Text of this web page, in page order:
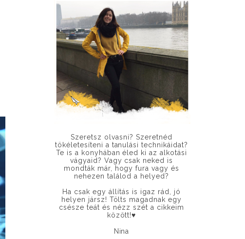
Szeretsz olvasni? Szeretnéd
tökéletesíteni a tanulási technikáidat?
Te is a konyhában éled ki az alkotási
vágyaid? Vagy csak neked is
mondták már, hogy fura vagy és
nehezen találod a helyed?
Ha csak egy állítás is igaz rád, jó
helyen jársz! Tölts magadnak egy
csésze teát és nézz szét a cikkeim
között!♥
Nina